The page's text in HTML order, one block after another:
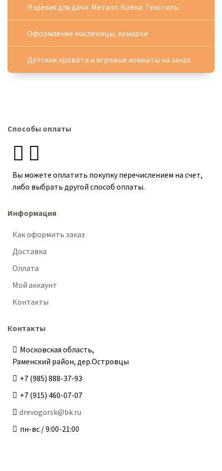
Изделия для дачи: Металл. Ковка. Текстиль.
Оформление масленицы, ярмарки
Детские кровати и игровые комнаты на заказ
Способы оплаты
Вы можете оплатить покупку перечислением на счет,
либо выбрать другой способ оплаты.
Информация
Как оформить заказ
Доставка
Оплата
Мой аккаунт
Контакты
Контакты
Московская область,
Раменский район, дер.Островцы
+7 (985) 888-37-93
+7 (915) 460-07-07
drevogorsk@bk.ru
пн-вс / 9:00-21:00